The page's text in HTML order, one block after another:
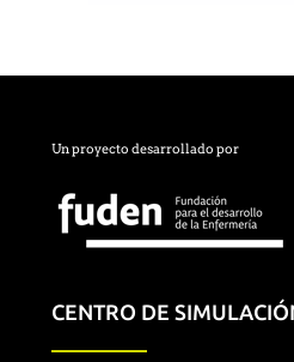
Un proyecto desarrollado por
CENTRO DE